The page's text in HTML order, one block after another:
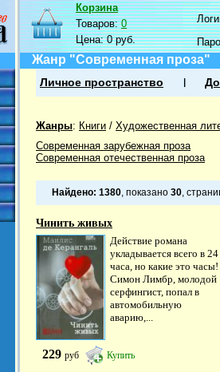
Корзина
Товаров:0
Цена:0 руб.
Жанр "Современная проза"
Личное пространство
Жанры: Книги / Художественная
Современная зарубежная проза
Современная отечественная проза
Найдено: 1380, показано 30,
Чинить живых
Действие романа
укладывается всего в 24
часа, но какие это часы!
Симон Лимбр, молодой
серфингист, попал в
автомобильную
аварию,...
229 руб Купить